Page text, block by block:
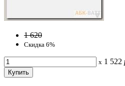
1 620
Скидка 6%
x 1 522